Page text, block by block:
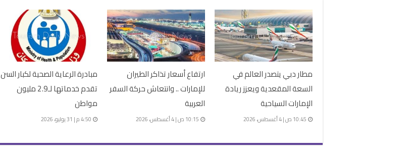
مطار دبي يتصدر العالم في
السعة المقعدية ويعزز ريادة
الإمارات السياحية
10:45 ص | 4 أغسطس، 2026
ارتفاع أسعار تذاكر الطيران
للإمارات .. وانتعاش حركة السفر
العربية
10:15 ص | 4 أغسطس، 2026
مبادرة الرعاية الصحية لكبار السن
تقدم خدماتها لـ2.9 مليون
مواطن
4:50 م | 31 يوليو، 2026